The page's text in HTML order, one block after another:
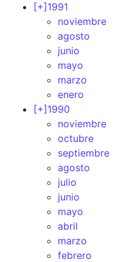
[+] 1991
noviembre
agosto
junio
mayo
marzo
enero
[+] 1990
noviembre
octubre
septiembre
agosto
julio
junio
mayo
abril
marzo
febrero